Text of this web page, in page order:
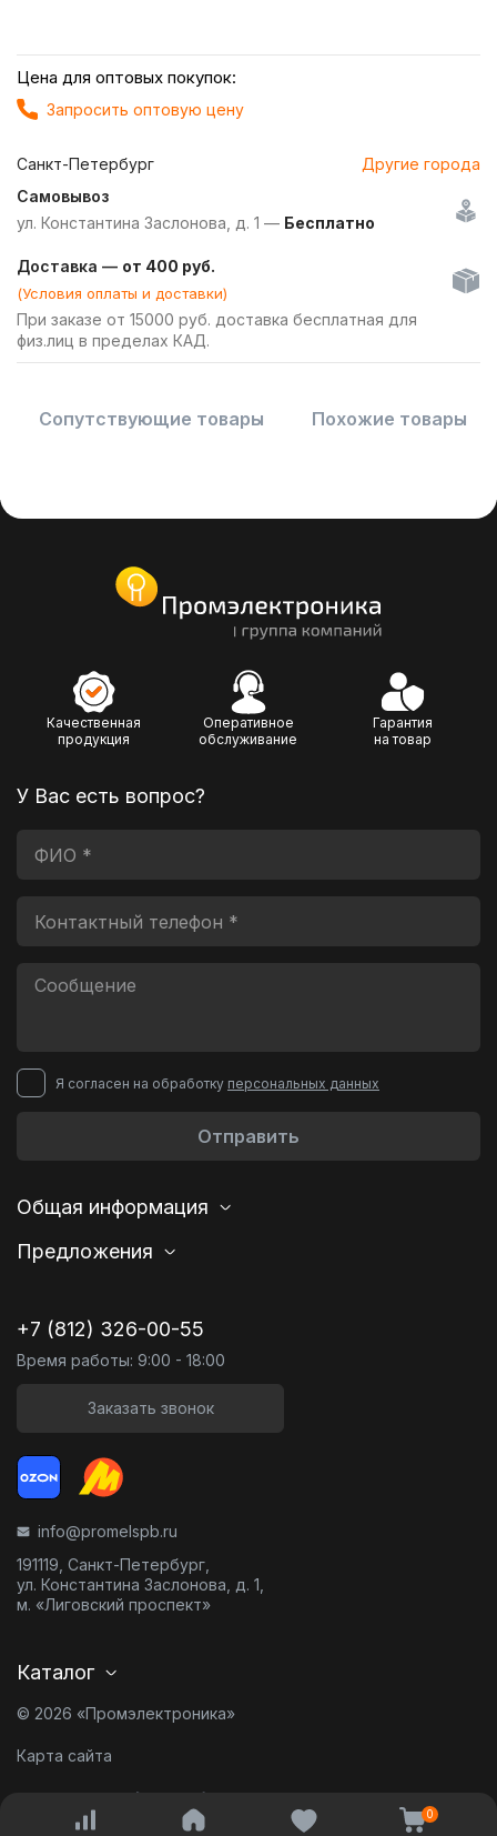
0
Цена для оптовых покупок:
Запросить оптовую цену
Санкт-Петербург
Другие города
Самовывоз
ул. Константина Заслонова, д. 1 — Бесплатно
Доставка — от 400 руб.
(Условия оплаты и доставки)
При заказе от 15000 руб. доставка бесплатная для
физ.лиц в пределах КАД.
Сопутствующие товары Похожие товары
Качественная
продукция
Оперативное
обслуживание
Гарантия
на товар
У Вас есть вопрос?
Я согласен на обработку персональных данных
Отправить
Общая информация
Предложения
+7 (812) 326-00-55
Время работы: 9:00 - 18:00
Заказать звонок
info@promelspb.ru
191119, Санкт-Петербург,
ул. Константина Заслонова, д. 1,
м. «Лиговский проспект»
Каталог
© 2026 «Промэлектроника»
Карта сайта